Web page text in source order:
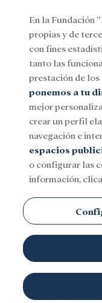
Menu
SocialInvestigación
En la Fundación
propias y de
con fines
tanto las
prestación de los
ponemos a tu
mejor
crear un perfil
navegación e
espacios
o configurar las
información,